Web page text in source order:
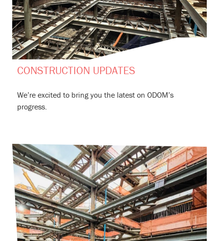
CONSTRUCTION UPDATES
We’re excited to bring you the latest on ODOM’s
progress.